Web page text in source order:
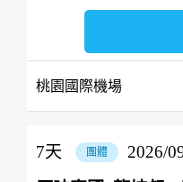
桃園國際機場
團體 2026/
7天